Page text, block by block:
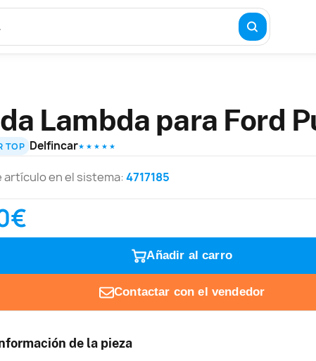
Lambda para Ford
TOP Delfincar★ ★ ★ ★ ★
artículo en el sistema:4717185
Añadir al carro
Contactar con el vendedor
de la pieza